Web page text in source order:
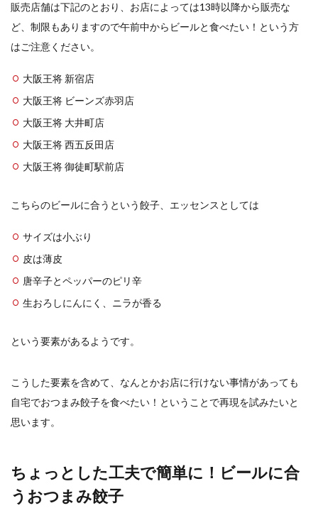
販売店舗は下記のとおり、お店によっては13時以降から販売な
ど、制限もありますので午前中からビールと食べたい！という方
はご注意ください。
大阪王将 新宿店
大阪王将 ビーンズ赤羽店
大阪王将 大井町店
大阪王将 西五反田店
大阪王将 御徒町駅前店
こちらのビールに合うという餃子、エッセンスとしては
サイズは小ぶり
皮は薄皮
唐辛子とペッパーのピリ辛
生おろしにんにく、ニラが香る
という要素があるようです。
こうした要素を含めて、なんとかお店に行けない事情があっても
自宅でおつまみ餃子を食べたい！ということで再現を試みたいと
思います。
ちょっとした工夫で簡単に！ビールに合
うおつまみ餃子